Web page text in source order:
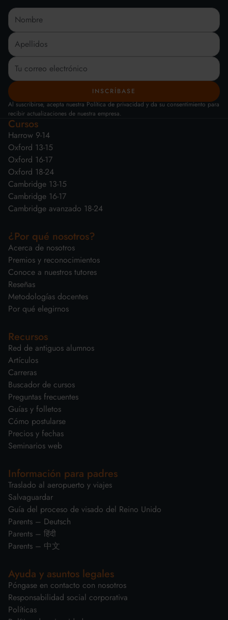
Al suscribirse, acepta nuestra Política de privacidad y da su consentimiento para
recibir actualizaciones de nuestra empresa.
Cursos
Harrow 9-14
Oxford 13-15
Oxford 16-17
Oxford 18-24
Cambridge 13-15
Cambridge 16-17
Cambridge avanzado 18-24
¿Por qué nosotros?
Acerca de nosotros
Premios y reconocimientos
Conoce a nuestros tutores
Reseñas
Metodologías docentes
Por qué elegirnos
Recursos
Red de antiguos alumnos
Artículos
Carreras
Buscador de cursos
Preguntas frecuentes
Guías y folletos
Cómo postularse
Precios y fechas
Seminarios web
Información para padres
Traslado al aeropuerto y viajes
Salvaguardar
Guía del proceso de visado del Reino Unido
Parents – Deutsch
Parents – हिंदी
Parents – 中文
Ayuda y asuntos legales
Póngase en contacto con nosotros
Responsabilidad social corporativa
Políticas